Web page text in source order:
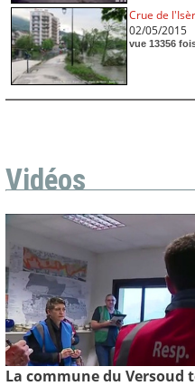
Crue de
02/05/2015
vue 13356
Vidéos
La commune du Versoud